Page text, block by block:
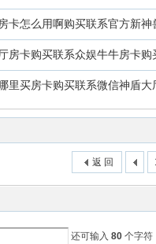
卡怎么用啊购买联系官方新
房卡购买联系众娱牛牛房卡购
里买房卡购买联系微信神盾大
返 回
还可输入 80个字符